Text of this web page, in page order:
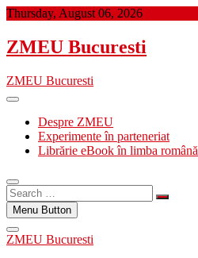
Skip
content
Thursday, August 06, 2026
ZMEU Bucuresti
ZMEU Bucuresti
Despre ZMEU
Experimente în parteneriat
Librărie eBook în limba română
Search
…Menu Button
ZMEU Bucuresti